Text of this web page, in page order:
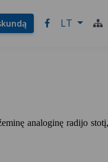
LT
analoginę radijo